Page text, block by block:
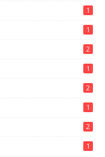
1
1
2
1
2
1
2
1